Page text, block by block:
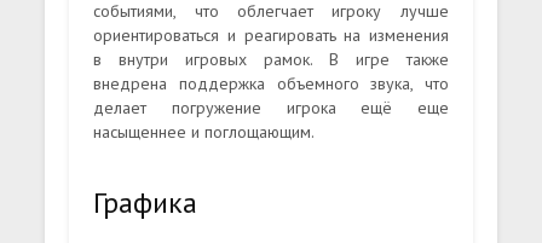
событиями, что облегчает игроку лучше
ориентироваться и реагировать на изменения
в внутри игровых рамок. В игре также
внедрена поддержка объемного звука, что
делает погружение игрока ещё еще
насыщеннее и поглощающим.
Графика